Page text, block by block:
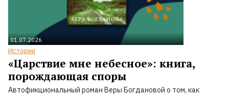
01.07.2026
Истории
«Царствие мне небесное»: книга,
порождающая споры
Автофикциональный роман Веры Богдановой о том, как